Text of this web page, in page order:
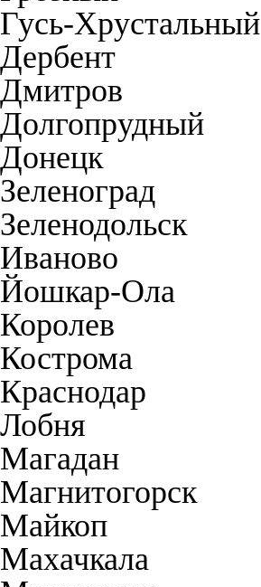
Гусь-Хрустальный
Дербент
Дмитров
Долгопрудный
Донецк
Зеленоград
Зеленодольск
Иваново
Йошкар-Ола
Королев
Кострома
Краснодар
Лобня
Магадан
Магнитогорск
Майкоп
Махачкала